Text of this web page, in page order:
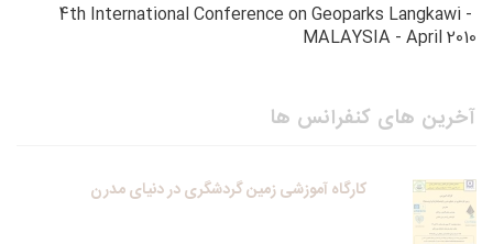
4th International Conference on Geoparks Langkawi -
MALAYSIA - April 2010
آخرین های کنفرانس ها
کارگاه آموزشی زمین گردشگری در دنیای مدرن